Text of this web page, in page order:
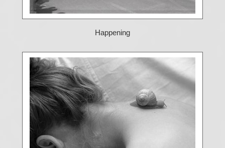
Happening